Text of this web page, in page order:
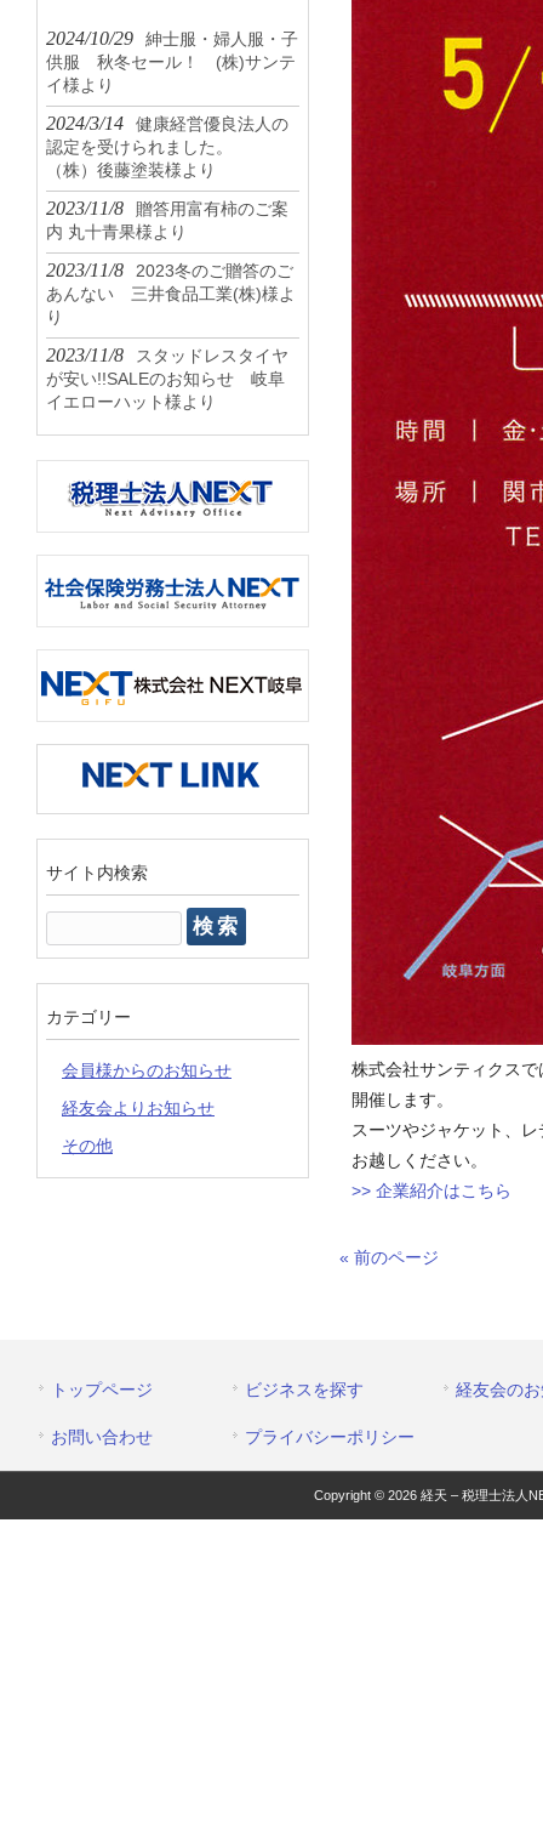
株式会社サンティクス
開催します。
スーツやジャケット、
お越しください。
>> 企業紹介はこちら
« 前のページ
2024/10/29
紳士服・婦人服・子
供服 秋冬セール！ (株)サンテ
イ様より
2024/3/14
健康経営優良法人の
認定を受けられました。
（株）後藤塗装様より
2023/11/8
贈答用富有柿のご案
内 丸十青果様より
2023/11/8
2023冬のご贈答のご
あんない 三井食品工業(株)様よ
り
2023/11/8
スタッドレスタイヤ
が安い!!SALEのお知らせ 岐阜
イエローハット様より
サイト内検索
索:
カテゴリー
会員様からのお知らせ
経友会よりお知らせ
その他
トップページ ビジネスを探す 経友会の
お問い合わせ プライバシーポリシー
Copyright © 2026 経天 – 税理士法人